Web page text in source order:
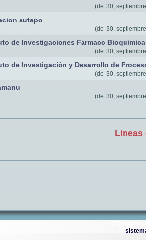
(del 30,
autapo
(del 30,
de Investigaciones Fármaco
(del 30,
de Investigación y Desarrollo de
(del 30,
(del 30,
Lineas